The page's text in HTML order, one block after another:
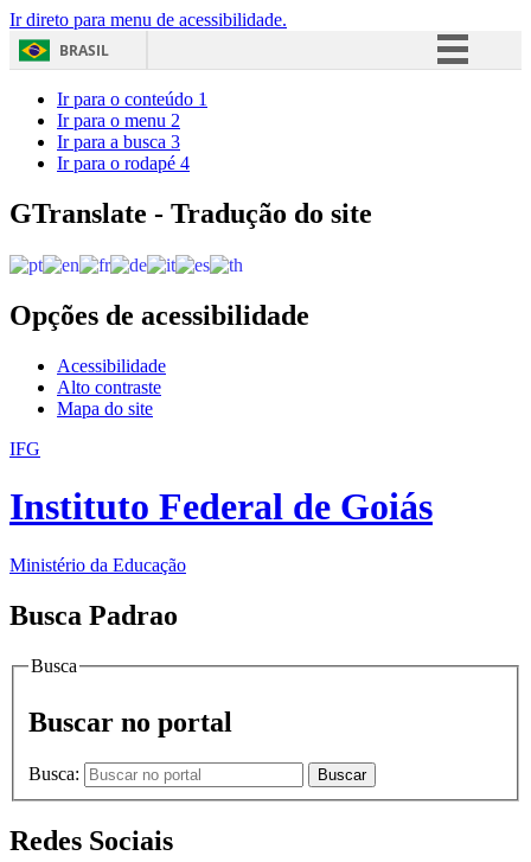
Ir direto para menu de acessibilidade.
BRASIL
Acesso à informação
Ir para o conteúdo 1
Ir para o menu 2
Ir para a busca 3
Ir para o rodapé 4
GTranslate - Tradução do site
Opções de acessibilidade
Acessibilidade
Alto contraste
Mapa do site
IFG
Instituto Federal de Goiás
Ministério da Educação
Busca Padrao
Busca
Buscar no portal
Busca: Buscar
Redes Sociais